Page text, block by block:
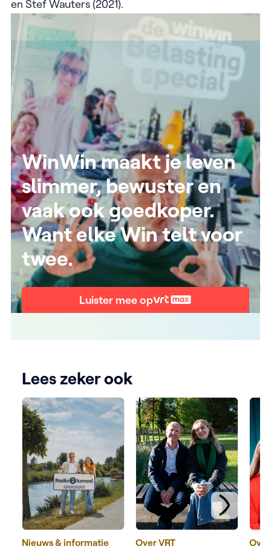
en Stef Wauters (2021).
WinWin maakt je leven
slimmer, bewuster en
vaak ook goedkoper.
Want elke Win telt voor
twee.
Luister mee op
Lees zeker ook
Nieuws & informatie
Over VRT Over